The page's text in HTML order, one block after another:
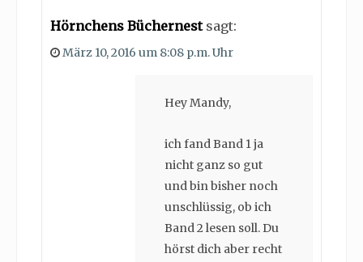
Hörnchens Büchernest sagt:
März 10, 2016 um 8:08 p.m. Uhr
Hey Mandy,
ich fand Band 1 ja
nicht ganz so gut
und bin bisher noch
unschlüssig, ob ich
Band 2 lesen soll. Du
hörst dich aber recht